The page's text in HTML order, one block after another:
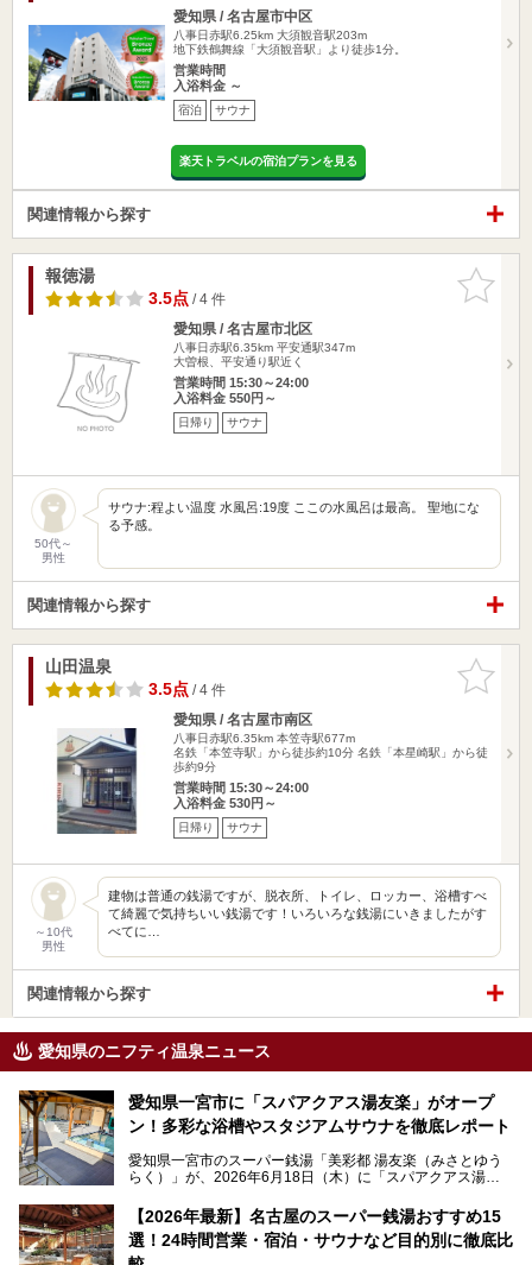
愛知県 / 名古屋市中区
八事日赤駅6.25km 大須観音駅203m
地下鉄鶴舞線「大須観音駅」より徒歩1分。
営業時間
入浴料金 ～
宿泊 サウナ
楽天トラベルの宿泊プランを見る
関連情報から探す
お気に入
りに追加
報徳湯
3.5点/ 4 件
愛知県 / 名古屋市北区
八事日赤駅6.35km 平安通駅347m
大曽根、平安通り駅近く
営業時間 15:30～24:00
入浴料金 550円～
日帰り サウナ
50代～
男性
サウナ:程よい温度 水風呂:19度 ここの水風呂は最高。 聖地にな
る予感。
関連情報から探す
お気に入
りに追加
山田温泉
3.5点/ 4 件
愛知県 / 名古屋市南区
八事日赤駅6.35km 本笠寺駅677m
名鉄「本笠寺駅」から徒歩約10分 名鉄「本星崎駅」から徒
歩約9分
営業時間 15:30～24:00
入浴料金 530円～
日帰り サウナ
～10代
男性
建物は普通の銭湯ですが、脱衣所、トイレ、ロッカー、浴槽すべ
て綺麗で気持ちいい銭湯です！いろいろな銭湯にいきましたがす
べてに…
関連情報から探す
愛知県のニフティ温泉ニュース
愛知県一宮市に「スパアクアス湯友楽」がオープ
ン！多彩な浴槽やスタジアムサウナを徹底レポート
愛知県一宮市のスーパー銭湯「美彩都 湯友楽（みさとゆう
らく）」が、2026年6月18日（木）に「スパアクアス湯友
この地で30年にわたり愛され続けてきた施設だからこそ、
地元住民をはじめオープンを待ちわびている人も多いのでは
ないでしょうか。
【2026年最新】名古屋のスーパー銭湯おすすめ15
選！24時間営業・宿泊・サウナなど目的別に徹底比